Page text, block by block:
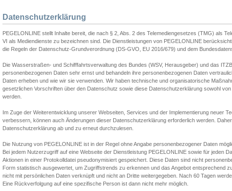
Datenschutzerklärung
PEGELONLINE stellt Inhalte bereit, die nach § 2, Abs. 2 des Telemediengesetzes (TMG) als
VI als Mediendienste zu bezeichnen sind. Die Dienstleistungen von PEGELONLINE
die Regeln der Datenschutz-Grundverordnung (DS-GVO, EU 2016/679) und dem
Die Wasserstraßen- und Schifffahrtsverwaltung des Bundes (WSV, Herausgeber) und das
personenbezogenen Daten sehr ernst und behandeln ihre personenbezogenen Daten
Daten erheben und wie wir sie verwenden. Wir haben technische und organisatorische
gesetzlichen Vorschriften über den Datenschutz sowie diese Datenschutzerklärung sowohl
werden.
Im Zuge der Weiterentwicklung unserer Webseiten, Services und der Implementierung neuer
verbessern, können auch Änderungen dieser Datenschutzerklärung erforderlich werden.
Datenschutzerklärung ab und zu erneut durchzulesen.
Die Nutzung von PEGELONLINE ist in der Regel ohne Angabe personenbezogener Daten
Bei jedem Nutzerzugriff auf eine Webseite der Dienstleistung PEGELONLINE sowie für jeden
Aktionen in einer Protokolldatei pseudonymisiert gespeichert. Diese Daten sind nicht
Form statistisch ausgewertet, um Zugriffstrends zu erkennen und das Angebot entsprechend
nicht mit persönlichen Daten verknüpft und nicht an Dritte weitergegeben. Nach 60 Tagen
Eine Rückverfolgung auf eine spezifische Person ist dann nicht mehr möglich.